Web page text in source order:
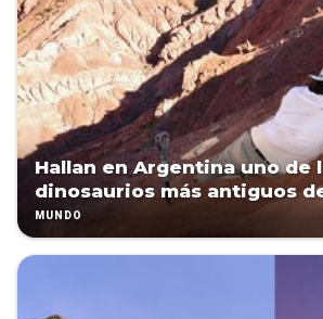
Hallan en Argentina uno de
dinosaurios más antiguos
MUNDO